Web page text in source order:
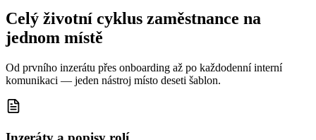
Celý životní cyklus zaměstnance na
jednom místě
Od prvního inzerátu přes onboarding až po každodenní interní
komunikaci — jeden nástroj místo deseti šablon.